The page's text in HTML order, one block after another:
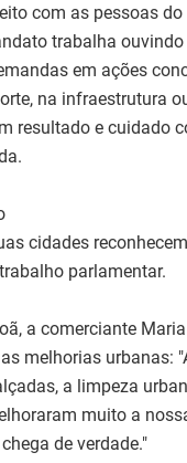
com as pessoas
trabalha
em ações
na infraestrutura
resultado e cuidado
cidades
parlamentar.
a comerciante
melhorias urbanas:
a limpeza
muito a
de verdade."